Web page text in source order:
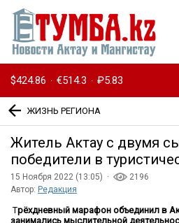
$424.86 · €514.3 · ₽5.83
ЖИЗНЬ РЕГИОНА
Житель Актау с двумя
победители в
15 Ноября 2022 (13:05) ·
2196
Автор: Редакция
Трёхдневный марафон объединил в
занимались мыслительной